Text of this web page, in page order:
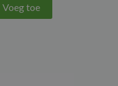
Voeg toe